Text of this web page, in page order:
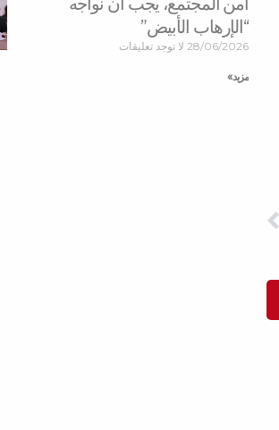
Next
“الإرهاب الأبيض”
28/06/2026 لا توجد تعليقات
مزید »